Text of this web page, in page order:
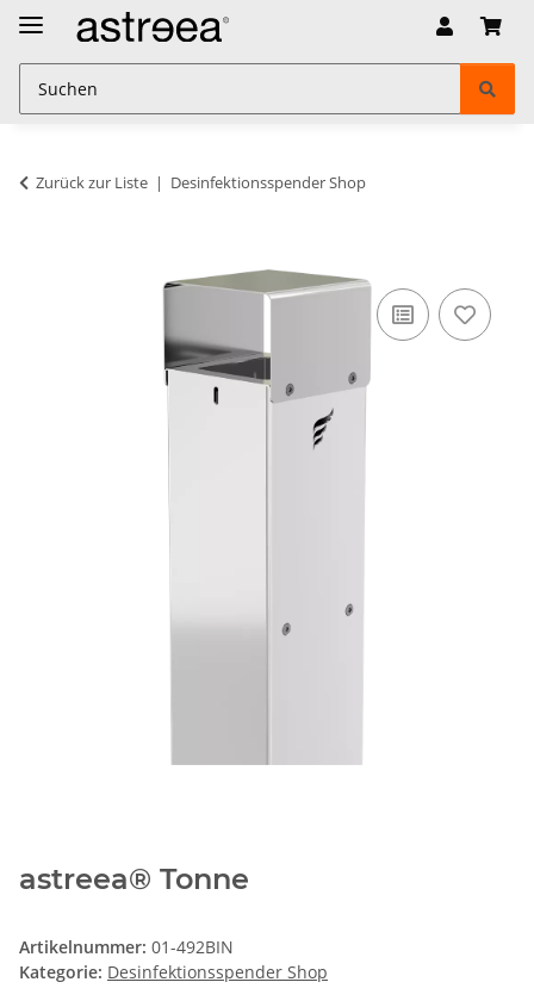
Zurück zur Liste Desinfektionsspender Shop
astreea® Tonne
Artikelnummer: 01-492BIN
Kategorie: Desinfektionsspender Shop